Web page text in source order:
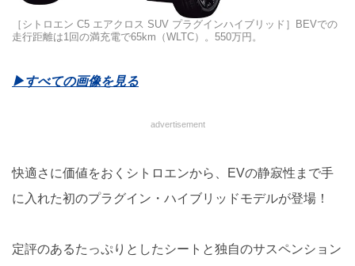
［シトロエン C5 エアクロス SUV プラグインハイブリッド］BEVでの
走行距離は1回の満充電で65km（WLTC）。550万円。
▶︎すべての画像を見る
advertisement
快適さに価値をおくシトロエンから、EVの静寂性まで手
に入れた初のプラグイン・ハイブリッドモデルが登場！
定評のあるたっぷりとしたシートと独自のサスペンション